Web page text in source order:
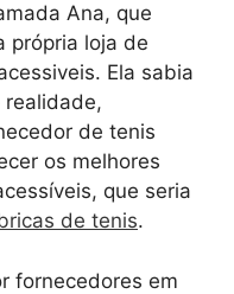
Ana, que
própria loja de
Ela sabia
realidade,
de tenis
os melhores
que seria
de tenis.
fornecedores em